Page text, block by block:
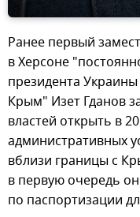
Ранее первый
в Херсоне
президента
Крым" Изет Гданов
властей открыть в
административных
вблизи границы с
в первую очередь
по паспортизации